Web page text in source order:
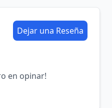
Dejar una Reseña
en opinar!